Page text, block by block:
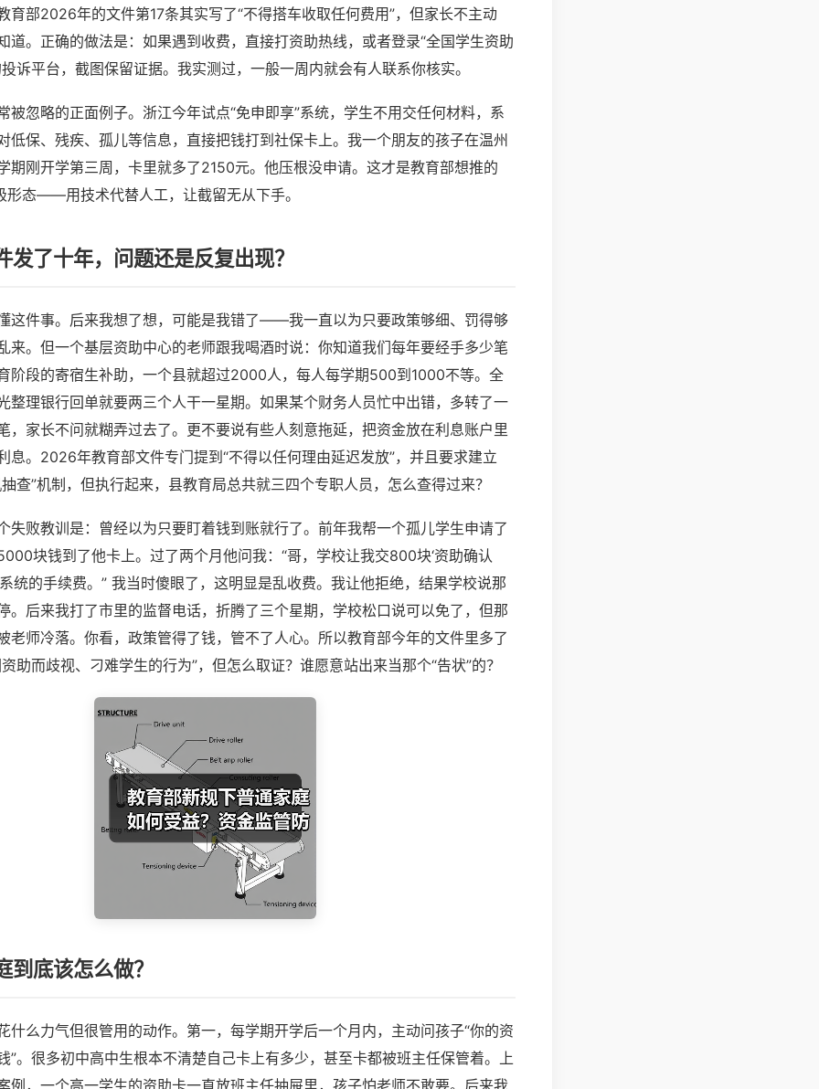
育部2026年的文件第17条其实写了“不得搭车收取任何费用”，但家长不主动
道。正确的做法是：如果遇到收费，直接打资助热线，或者登录“全国学生资助
诉平台，截图保留证据。我实测过，一般一周内就会有人联系你核实。
被忽略的正面例子。浙江今年试点“免申即享”系统，学生不用交任何材料，系
低保、残疾、孤儿等信息，直接把钱打到社保卡上。我一个朋友的孩子在温州
期刚开学第三周，卡里就多了2150元。他压根没申请。这才是教育部想推的
形态——用技术代替人工，让截留无从下手。
发了十年，问题还是反复出现？
这件事。后来我想了想，可能是我错了——我一直以为只要政策够细、罚得够
来。但一个基层资助中心的老师跟我喝酒时说：你知道我们每年要经手多少笔
阶段的寄宿生补助，一个县就超过2000人，每人每学期500到1000不等。全
整理银行回单就要两三个人干一星期。如果某个财务人员忙中出错，多转了一
，家长不问就糊弄过去了。更不要说有些人刻意拖延，把资金放在利息账户里
息。2026年教育部文件专门提到“不得以任何理由延迟发放”，并且要求建立
查”机制，但执行起来，县教育局总共就三四个专职人员，怎么查得过来？
失败教训是：曾经以为只要盯着钱到账就行了。前年我帮一个孤儿学生申请了
块钱到了他卡上。过了两个月他问我：“哥，学校让我交800块‘资助确认
统的手续费。” 我当时傻眼了，这明显是乱收费。我让他拒绝，结果学校说那
。后来我打了市里的监督电话，折腾了三个星期，学校松口说可以免了，但那
老师冷落。你看，政策管得了钱，管不了人心。所以教育部今年的文件里多了
助而歧视、刁难学生的行为”，但怎么取证？谁愿意站出来当那个“告状”的？
到底该怎么做？
什么力气但很管用的动作。第一，每学期开学后一个月内，主动问孩子“你的资
”。很多初中高中生根本不清楚自己卡上有多少，甚至卡都被班主任保管着。上
例，一个高一学生的资助卡一直放班主任抽屉里，孩子怕老师不敢要。后来我